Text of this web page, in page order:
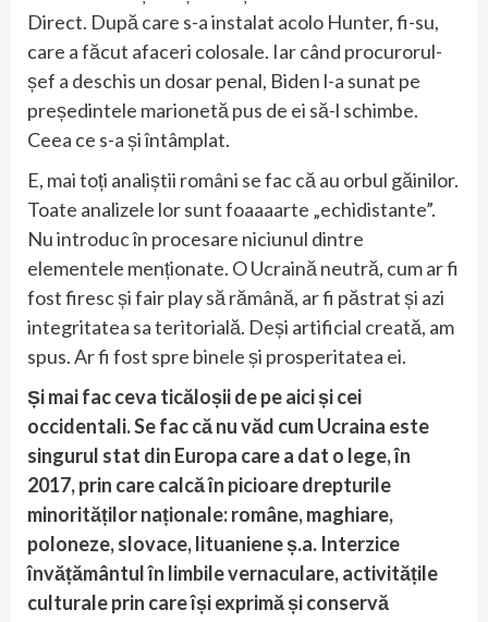
Direct. După care s-a instalat acolo Hunter, fi-su,
care a făcut afaceri colosale. Iar când procurorul-
șef a deschis un dosar penal, Biden l-a sunat pe
președintele marionetă pus de ei să-l schimbe.
Ceea ce s-a și întâmplat.
E, mai toți analiștii români se fac că au orbul găinilor.
Toate analizele lor sunt foaaaarte „echidistante”.
Nu introduc în procesare niciunul dintre
elementele menționate. O Ucraină neutră, cum ar fi
fost firesc și fair play să rămână, ar fi păstrat și azi
integritatea sa teritorială. Deși artificial creată, am
spus. Ar fi fost spre binele și prosperitatea ei.
Și mai fac ceva ticăloșii de pe aici și cei
occidentali. Se fac că nu văd cum Ucraina este
singurul stat din Europa care a dat o lege, în
2017, prin care calcă în picioare drepturile
minorităților naționale: române, maghiare,
poloneze, slovace, lituaniene ș.a. Interzice
învățământul în limbile vernaculare, activitățile
culturale prin care își exprimă și conservă